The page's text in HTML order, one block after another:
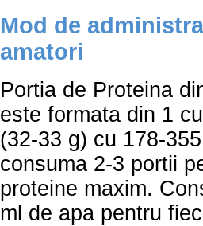
Mod de
amatori
Portia de Proteina
este formata din 1
(32-33 g) cu 178-
consuma 2-3 portii
proteine maxim.
ml de apa pentru